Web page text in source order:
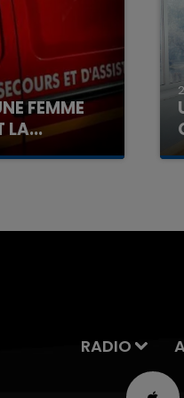
FEMME
LA...
après avoir
RADIO